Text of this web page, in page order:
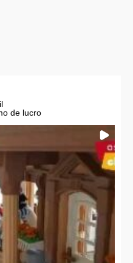
de lucro